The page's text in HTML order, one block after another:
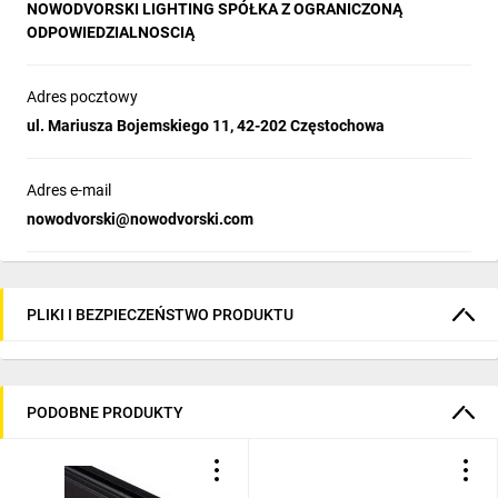
Wymiary opakowania:
3.5 x 6 x 7 cm
Uwagi:
NOWODVORSKI LIGHTING SPÓŁKA Z OGRANICZONĄ
ODPOWIEDZIALNOSCIĄ
Adres pocztowy
ul. Mariusza Bojemskiego 11, 42-202 Częstochowa
Adres e-mail
nowodvorski@nowodvorski.com
PLIKI I BEZPIECZEŃSTWO PRODUKTU
PODOBNE PRODUKTY